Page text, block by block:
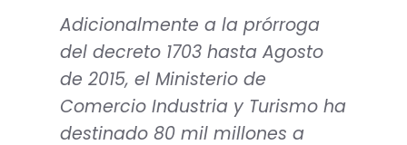
Adicionalmente a la prórroga
del decreto 1703 hasta Agosto
de 2015, el Ministerio de
Comercio Industria y Turismo ha
destinado 80 mil millones a